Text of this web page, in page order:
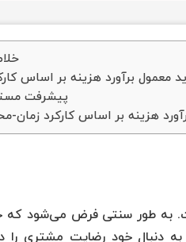
معمول برآورد هزینه بر اساس
پیشرفت
هزینه بر اساس کارکرد زمان-
به طور سنتی فرض می‌شود که
دنبال خود رضایت مشتری را